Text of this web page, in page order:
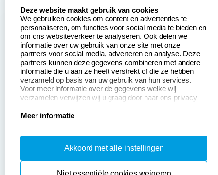
Aanvraag op maat
Betaling &
Verzending
Wederverkoper
worden
Sale
Contact opnemen
Veel gestelde vragen
Retourneren
Herroepingsrecht
Productinformatie:
Instructiepagina
Safety Sheets
Deze website maakt gebruik van cookies
We gebruiken cookies om content en advertenties te
personaliseren, om functies voor social media te bieden en
om ons websiteverkeer te analyseren. Ook delen we
informatie over uw gebruik van onze site met onze
partners voor social media, adverteren en analyse. Deze
partners kunnen deze gegevens combineren met andere
informatie die u aan ze heeft verstrekt of die ze hebben
verzameld op basis van uw gebruik van hun services.
Voor meer informatie over de gegevens welke wij
verzamelen verwijzen wij u graag door naar ons privacy
Meer informatie
Akkoord met alle instellingen
Niet essentiële cookies weigeren